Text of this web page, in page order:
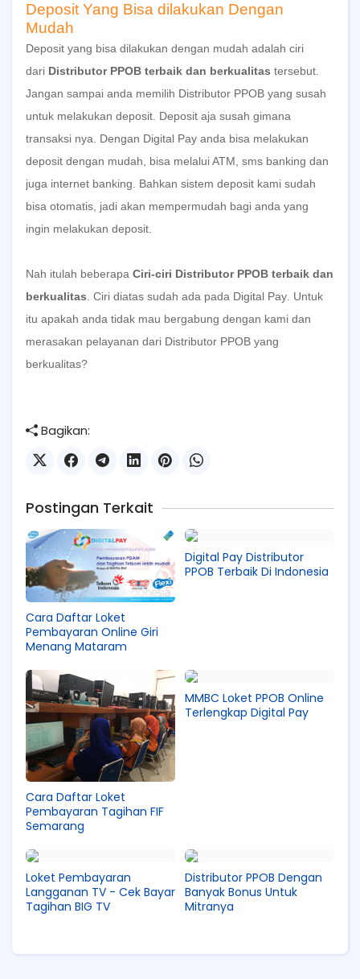
Deposit Yang Bisa dilakukan Dengan
Mudah
Deposit yang bisa dilakukan dengan mudah adalah ciri
dari Distributor PPOB terbaik dan berkualitas tersebut.
Jangan sampai anda memilih Distributor PPOB yang susah
untuk melakukan deposit. Deposit aja susah gimana
transaksi nya. Dengan Digital Pay anda bisa melakukan
deposit dengan mudah, bisa melalui ATM, sms banking dan
juga internet banking. Bahkan sistem deposit kami sudah
bisa otomatis, jadi akan mempermudah bagi anda yang
ingin melakukan deposit.
Nah itulah beberapa Ciri-ciri Distributor PPOB terbaik dan
berkualitas . Ciri diatas sudah ada pada Digital Pay . Untuk
itu apakah anda tidak mau bergabung dengan kami dan
merasakan pelayanan dari Distributor PPOB yang
berkualitas?
Bagikan:
Postingan Terkait
Cara Daftar Loket
Pembayaran Online Giri
Menang Mataram
Digital Pay Distributor
PPOB Terbaik Di Indonesia
Cara Daftar Loket
Pembayaran Tagihan FIF
Semarang
MMBC Loket PPOB Online
Terlengkap Digital Pay
Loket Pembayaran
Langganan TV - Cek Bayar
Tagihan BIG TV
Distributor PPOB Dengan
Banyak Bonus Untuk
Mitranya